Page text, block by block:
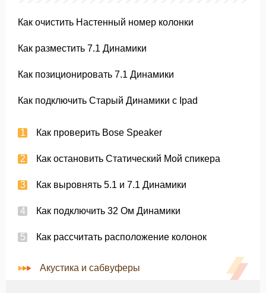
Как очистить Настенный номер колонки
Как разместить 7.1 Динамики
Как позиционировать 7.1 Динамики
Как подключить Старый Динамики с Ipad
Как проверить Bose Speaker
Как остановить Статический Мой спикера
Как выровнять 5.1 и 7.1 Динамики
Как подключить 32 Ом Динамики
Как рассчитать расположение колонок
Акустика и сабвуферы